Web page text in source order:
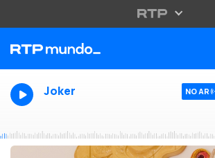
Joker NO AR